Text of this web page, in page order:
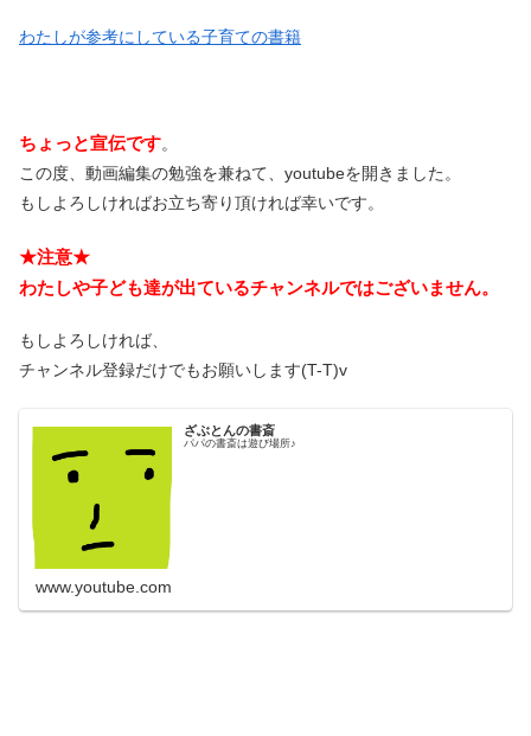
わたしが参考にしている子育ての書籍
ちょっと宣伝です。
この度、動画編集の勉強を兼ねて、youtubeを開きました。
もしよろしければお立ち寄り頂ければ幸いです。
★注意★
わたしや子ども達が出ているチャンネルではございません。
もしよろしければ、
チャンネル登録だけでもお願いします(T-T)v
ざぶとんの書斎
パパの書斎は遊び場所♪
www.youtube.com